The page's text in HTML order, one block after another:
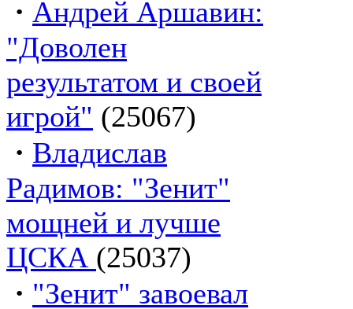
· Андрей Аршавин:
"Доволен
результатом и своей
игрой" (25067)
· Владислав
Радимов: "Зенит"
мощней и лучше
ЦСКА (25037)
· "Зенит" завоевал